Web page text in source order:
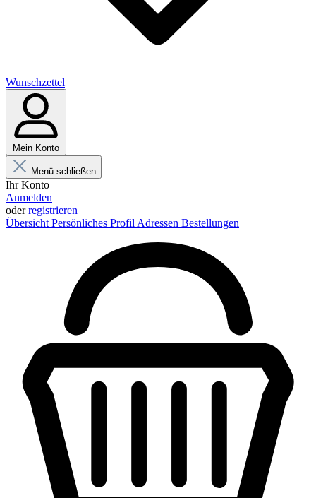
Wunschzettel
Mein Konto
Menü schließen
Ihr Konto
Anmelden
oderregistrieren
Übersicht Persönliches Profil Adressen Bestellungen